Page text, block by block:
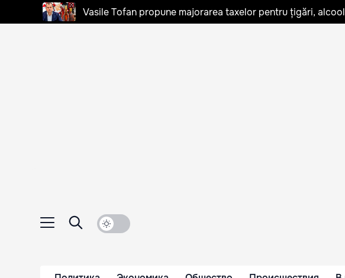
Vasile Tofan propune majorarea taxelor pentru țigări,